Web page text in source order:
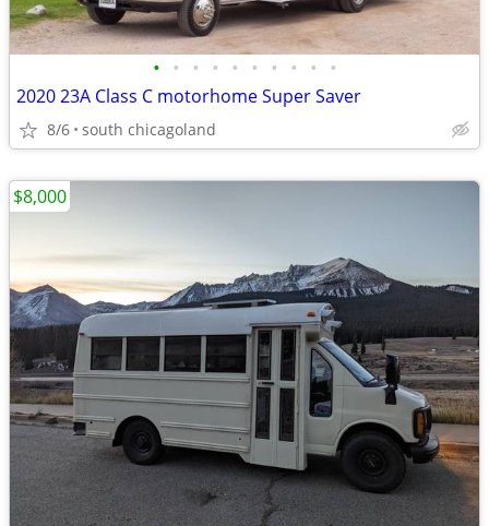
• • • • • • • • • •
2020 23A Class C motorhome Super Saver
8/6 south chicagoland
$8,000